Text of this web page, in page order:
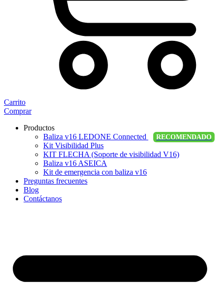
Carrito
Comprar
Productos
Baliza v16 LEDONE Connected
RECOMENDADO
Kit Visibilidad Plus
KIT FLECHA (Soporte de visibilidad V16)
Baliza v16 ASEICA
Kit de emergencia con baliza v16
Preguntas frecuentes
Blog
Contáctanos